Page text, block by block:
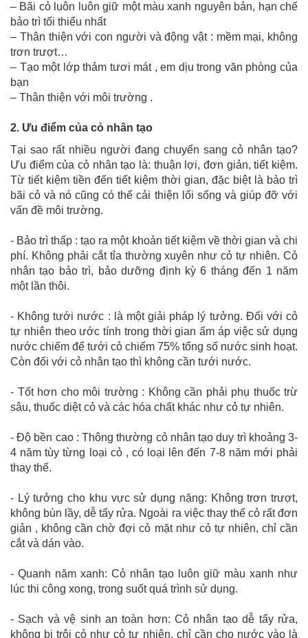
– Bãi cỏ luôn luôn giữ một màu xanh nguyên bản, hạn chế
bảo trì tối thiểu nhất
– Thân thiện với con người và động vật : mềm mại, không
trơn trượt…
– Tạo một lớp thảm tươi mát , em dịu trong văn phòng của
bạn
– Thân thiện với môi trường .
2. Ưu điểm của cỏ nhân tạo
Tại sao rất nhiều người đang chuyển sang cỏ nhân tạo?
Ưu điểm của cỏ nhân tạo là: thuận lợi, đơn giản, tiết kiệm.
Từ tiết kiệm tiền đến tiết kiệm thời gian, đặc biệt là bảo trì
bãi cỏ và nó cũng có thể cải thiện lối sống và giúp đỡ với
vấn đề môi trường.
- Bảo trì thấp : tạo ra một khoản tiết kiệm về thời gian và chi
phí. Không phải cắt tỉa thường xuyên như cỏ tự nhiên. Cỏ
nhân tạo bảo trì, bảo dưỡng định kỳ 6 tháng đến 1 năm
một lần thôi.
- Không tưới nước : là một giải pháp lý tưởng. Đối với cỏ
tự nhiên theo ước tính trong thời gian ấm áp việc sử dụng
nước chiếm để tưới cỏ chiếm 75% tổng số nước sinh hoạt.
Còn đối với cỏ nhân tạo thì không cần tưới nước.
- Tốt hơn cho môi trường : Không cần phải phụ thuốc trừ
sâu, thuốc diệt cỏ và các hóa chất khác như cỏ tự nhiên.
- Độ bền cao : Thông thường cỏ nhân tạo duy trì khoảng 3-
4 năm tùy từng loại cỏ , có loại lên đến 7-8 năm mới phải
thay thế.
- Lý tưởng cho khu vực sử dụng nặng: Không trơn trượt,
không bùn lầy, dễ tẩy rửa. Ngoài ra việc thay thế cỏ rất đơn
giản , không cần chờ đợi cỏ mặt như cỏ tự nhiên, chỉ cần
cắt và dán vào.
- Quanh năm xanh: Cỏ nhân tạo luôn giữ màu xanh như
lúc thi công xong, trong suốt quá trình sử dụng.
- Sạch và vệ sinh an toàn hơn: Cỏ nhân tạo dễ tẩy rửa,
không bị trôi cỏ như cỏ tự nhiên, chỉ cần cho nước vào là